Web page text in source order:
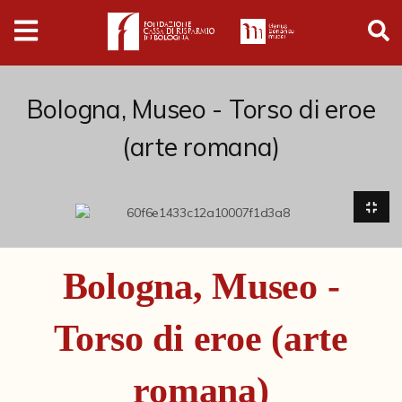
Digital
Humanities
Donazioni
Collezioni
Cataloghi storici
Bologna, Museo - Torso di eroe
(arte romana)
Bologna, Museo -
Torso di eroe (arte
romana)